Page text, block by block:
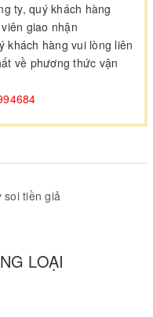
ty, quý khách hàng
giao nhận
khách hàng vui lòng liên
về phương thức vận
soi tiền giả
LOẠI